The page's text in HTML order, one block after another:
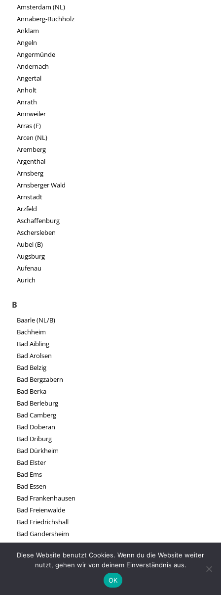
Amsterdam (NL)
Annaberg-Buchholz
Anklam
Angeln
Angermünde
Andernach
Angertal
Anholt
Anrath
Annweiler
Arras (F)
Arcen (NL)
Aremberg
Argenthal
Arnsberg
Arnsberger Wald
Arnstadt
Arzfeld
Aschaffenburg
Aschersleben
Aubel (B)
Augsburg
Aufenau
Aurich
B
Baarle (NL/B)
Bachheim
Bad Aibling
Bad Arolsen
Bad Belzig
Bad Bergzabern
Bad Berka
Bad Berleburg
Bad Camberg
Bad Doberan
Bad Driburg
Bad Dürkheim
Bad Elster
Bad Ems
Bad Essen
Bad Frankenhausen
Bad Freienwalde
Bad Friedrichshall
Bad Gandersheim
Bad Harzburg
Bad Hersfeld
Bad Hönningen
Diese Website benutzt Cookies. Wenn du die Website weiter
nutzt, gehen wir von deinem Einverständnis aus.
OK